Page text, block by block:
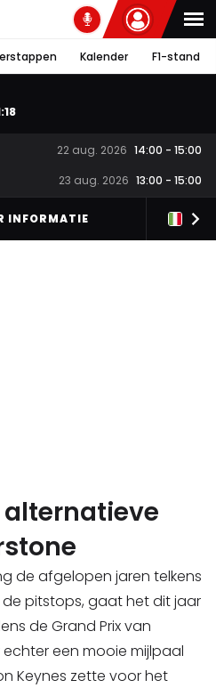
Kalender F1-stand
:17
22 aug. 2026 14:00 - 15:00
23 aug. 2026 13:00 - 15:00
INFORMATIE
alternatieve
de afgelopen jaren telkens
pitstops, gaat het dit jaar
de Grand Prix van
een mooie mijlpaal
Keynes zette voor het